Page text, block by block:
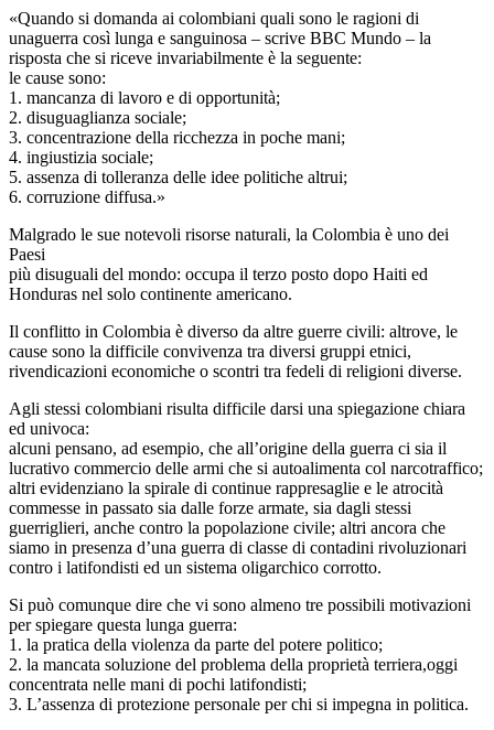
«Quando si domanda ai colombiani quali sono le ragioni di
unaguerra così lunga e sanguinosa – scrive BBC Mundo – la
risposta che si riceve invariabilmente è la seguente:
le cause sono:
1. mancanza di lavoro e di opportunità;
2. disuguaglianza sociale;
3. concentrazione della ricchezza in poche mani;
4. ingiustizia sociale;
5. assenza di tolleranza delle idee politiche altrui;
6. corruzione diffusa.»
Malgrado le sue notevoli risorse naturali, la Colombia è uno dei
Paesi
più disuguali del mondo: occupa il terzo posto dopo Haiti ed
Honduras nel solo continente americano.
Il conflitto in Colombia è diverso da altre guerre civili: altrove, le
cause sono la difficile convivenza tra diversi gruppi etnici,
rivendicazioni economiche o scontri tra fedeli di religioni diverse.
Agli stessi colombiani risulta difficile darsi una spiegazione chiara
ed univoca:
alcuni pensano, ad esempio, che all’origine della guerra ci sia il
lucrativo commercio delle armi che si autoalimenta col narcotraffico;
altri evidenziano la spirale di continue rappresaglie e le atrocità
commesse in passato sia dalle forze armate, sia dagli stessi
guerriglieri, anche contro la popolazione civile; altri ancora che
siamo in presenza d’una guerra di classe di contadini rivoluzionari
contro i latifondisti ed un sistema oligarchico corrotto.
Si può comunque dire che vi sono almeno tre possibili motivazioni
per spiegare questa lunga guerra:
1. la pratica della violenza da parte del potere politico;
2. la mancata soluzione del problema della proprietà terriera,oggi
concentrata nelle mani di pochi latifondisti;
3. L’assenza di protezione personale per chi si impegna in politica.